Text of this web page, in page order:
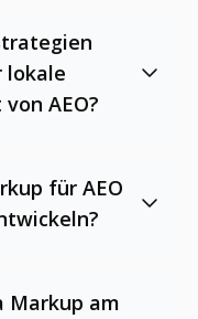
lokale
AEO?
für AEO
Markup am